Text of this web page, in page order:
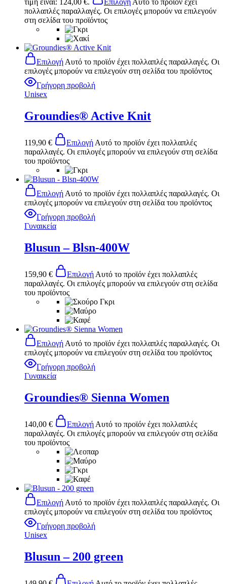
τιμή είναι: 124,00 €.
Επιλογή Αυτό το προϊόν έχει
πολλαπλές παραλλαγές. Οι επιλογές μπορούν να επιλεγούν
στη σελίδα του προϊόντος
Επιλογή Αυτό το προϊόν έχει πολλαπλές παραλλαγές. Οι
επιλογές μπορούν να επιλεγούν στη σελίδα του προϊόντος
Γρήγορη προβολή
Unisex
Groundies® Active Knit
119,90 € Επιλογή Αυτό το προϊόν έχει πολλαπλές
παραλλαγές. Οι επιλογές μπορούν να επιλεγούν στη σελίδα
του προϊόντος
Επιλογή Αυτό το προϊόν έχει πολλαπλές παραλλαγές. Οι
επιλογές μπορούν να επιλεγούν στη σελίδα του προϊόντος
Γρήγορη προβολή
Γυναικεία
Blusun – Blsn-400W
159,90 € Επιλογή Αυτό το προϊόν έχει πολλαπλές
παραλλαγές. Οι επιλογές μπορούν να επιλεγούν στη σελίδα
του προϊόντος
Επιλογή Αυτό το προϊόν έχει πολλαπλές παραλλαγές. Οι
επιλογές μπορούν να επιλεγούν στη σελίδα του προϊόντος
Γρήγορη προβολή
Γυναικεία
Groundies® Sienna Women
140,00 € Επιλογή Αυτό το προϊόν έχει πολλαπλές
παραλλαγές. Οι επιλογές μπορούν να επιλεγούν στη σελίδα
του προϊόντος
Επιλογή Αυτό το προϊόν έχει πολλαπλές παραλλαγές. Οι
επιλογές μπορούν να επιλεγούν στη σελίδα του προϊόντος
Γρήγορη προβολή
Unisex
Blusun – 200 green